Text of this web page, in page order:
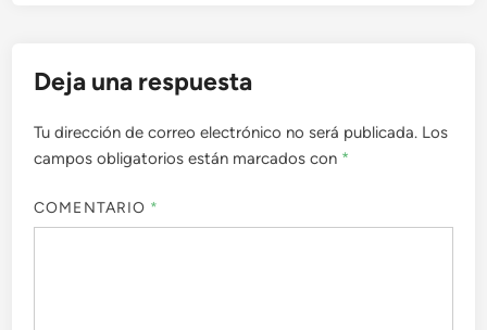
Deja una respuesta
Tu dirección de correo electrónico no será publicada. Los
campos obligatorios están marcados con *
COMENTARIO *